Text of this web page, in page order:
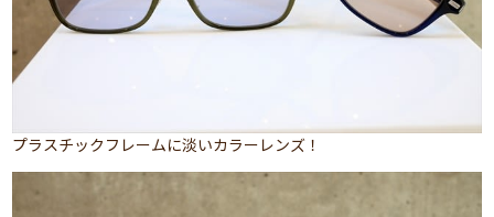
プラスチックフレームに淡いカラーレンズ！